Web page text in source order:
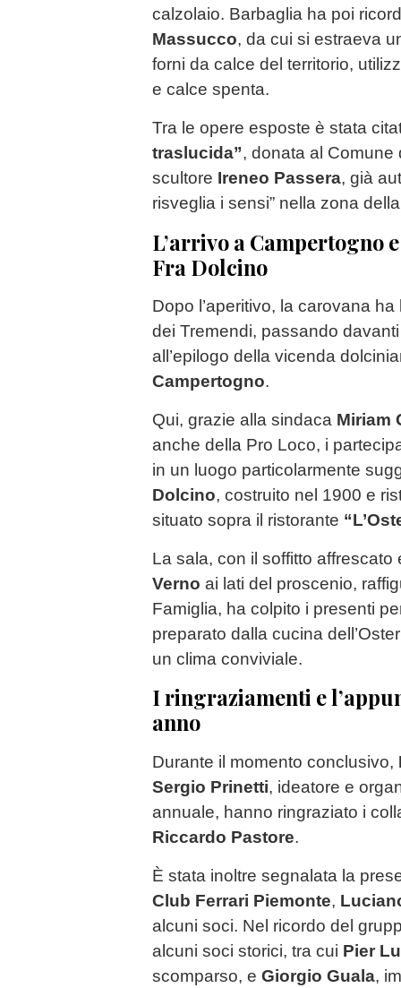
calzolaio. Barbaglia ha poi
Massucco, da cui si estraeva
forni da calce del territorio,
e calce spenta.
Tra le opere esposte è stata
traslucida”, donata al Comune
scultore Ireneo Passera, già
risveglia i sensi” nella zona
L’arrivo a Campertogno
Fra Dolcino
Dopo l’aperitivo, la carovana
dei Tremendi, passando
all’epilogo della vicenda
Campertogno.
Qui, grazie alla sindaca Miriam
anche della Pro Loco, i
in un luogo particolarmente
Dolcino, costruito nel 1900 e
situato sopra il ristorante
La sala, con il soffitto
Verno ai lati del proscenio,
Famiglia, ha colpito i presenti
preparato dalla cucina
un clima conviviale.
I ringraziamenti e
anno
Durante il momento conclusivo,
Sergio Prinetti, ideatore e
annuale, hanno ringraziato i
Riccardo Pastore.
È stata inoltre segnalata la
Club Ferrari Piemonte,
alcuni soci. Nel ricordo del
alcuni soci storici, tra cui Pier
scomparso, e Giorgio Guala,